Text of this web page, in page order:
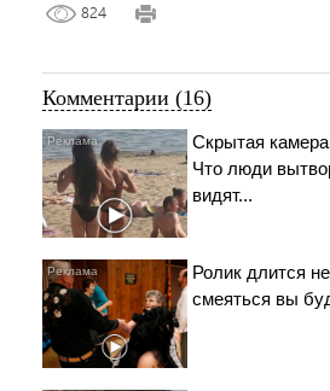
824
Комментарии (16)
Скрытая
Что люди
видят...
Ролик длится
смеяться вы